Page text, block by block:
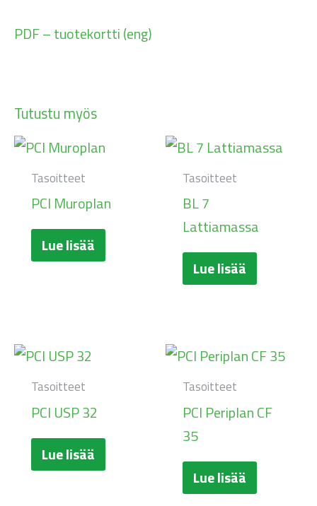
PDF – tuotekortti (eng)
Tutustu myös
Tasoitteet
PCI Muroplan
Lue lisää
Tasoitteet
BL 7
Lattiamassa
Lue lisää
Tasoitteet
PCI USP 32
Lue lisää
Tasoitteet
PCI Periplan CF
35
Lue lisää